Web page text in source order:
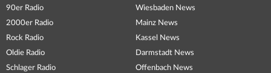
90er Radio
2000er Radio
Rock Radio
Oldie Radio
Schlager Radio
Wiesbaden News
Mainz News
Kassel News
Darmstadt News
Offenbach News